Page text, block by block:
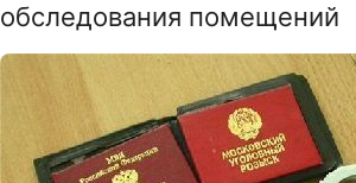
обследования помещений